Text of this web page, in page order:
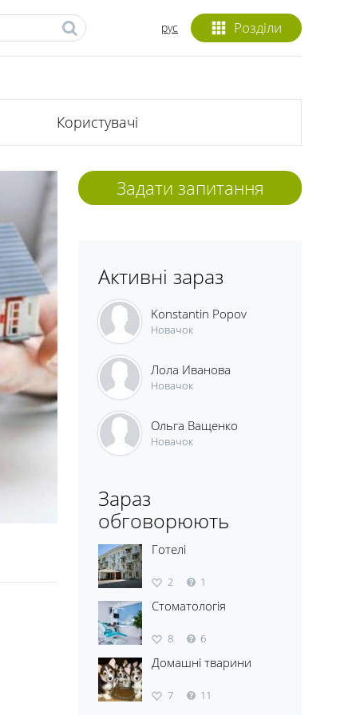
Розділи
рус
Користувачі
Задати запитання
Активні зараз
Konstantin Popov
Новачок
Лола Иванова
Новачок
Ольга Ващенко
Новачок
Зараз
обговорюють
Готелі
2 1
Стоматологія
8 6
Домашні тварини
7 11